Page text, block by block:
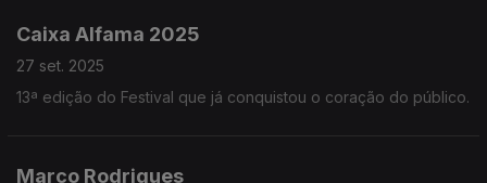
Caixa Alfama 2025
27 set. 2025
13ª edição do Festival que já conquistou o coração do público.
Marco Rodrigues